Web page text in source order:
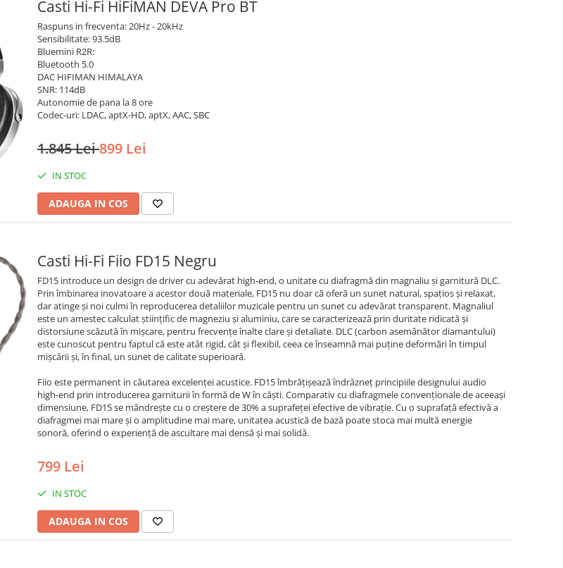
Casti Hi-Fi HiFiMAN DEVA Pro BT
Raspuns in frecventa: 20Hz - 20kHz
Sensibilitate: 93.5dB
Bluemini R2R:
Bluetooth 5.0
DAC HIFIMAN HIMALAYA
SNR: 114dB
Autonomie de pana la 8 ore
Codec-uri: LDAC, aptX-HD, aptX, AAC, SBC
1.845 Lei899 Lei
IN STOC
ADAUGA IN COS
Casti Hi-Fi Fiio FD15 Negru
FD15 introduce un design de driver cu adevărat high-end, o unitate cu diafragmă din magnaliu și garnitură DLC.
Prin îmbinarea inovatoare a acestor două materiale, FD15 nu doar că oferă un sunet natural, spațios și relaxat,
dar atinge și noi culmi în reproducerea detaliilor muzicale pentru un sunet cu adevărat transparent. Magnaliul
este un amestec calculat științific de magneziu și aluminiu, care se caracterizează prin duritate ridicată și
distorsiune scăzută în mișcare, pentru frecvențe înalte clare și detaliate. DLC (carbon asemănător diamantului)
este cunoscut pentru faptul că este atât rigid, cât și flexibil, ceea ce înseamnă mai puține deformări în timpul
mișcării și, în final, un sunet de calitate superioară.
Fiio este permanent in căutarea excelenței acustice. FD15 îmbrățișează îndrăzneț principiile designului audio
high-end prin introducerea garniturii în formă de W în căști. Comparativ cu diafragmele convenționale de aceeași
dimensiune, FD15 se mândrește cu o creștere de 30% a suprafeței efective de vibrație. Cu o suprafață efectivă a
diafragmei mai mare și o amplitudine mai mare, unitatea acustică de bază poate stoca mai multă energie
sonoră, oferind o experiență de ascultare mai densă și mai solidă.
799 Lei
IN STOC
ADAUGA IN COS